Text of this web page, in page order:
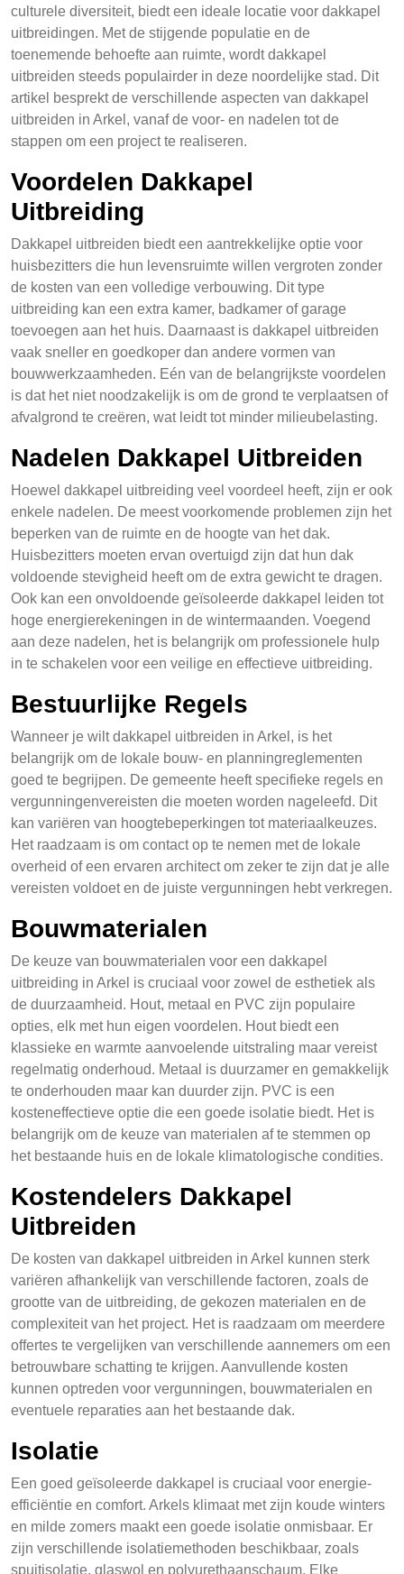
culturele diversiteit, biedt een ideale locatie voor dakkapel
uitbreidingen. Met de stijgende populatie en de
toenemende behoefte aan ruimte, wordt dakkapel
uitbreiden steeds populairder in deze noordelijke stad. Dit
artikel besprekt de verschillende aspecten van dakkapel
uitbreiden in Arkel, vanaf de voor- en nadelen tot de
stappen om een project te realiseren.
Voordelen Dakkapel
Uitbreiding
Dakkapel uitbreiden biedt een aantrekkelijke optie voor
huisbezitters die hun levensruimte willen vergroten zonder
de kosten van een volledige verbouwing. Dit type
uitbreiding kan een extra kamer, badkamer of garage
toevoegen aan het huis. Daarnaast is dakkapel uitbreiden
vaak sneller en goedkoper dan andere vormen van
bouwwerkzaamheden. Eén van de belangrijkste voordelen
is dat het niet noodzakelijk is om de grond te verplaatsen of
afvalgrond te creëren, wat leidt tot minder milieubelasting.
Nadelen Dakkapel Uitbreiden
Hoewel dakkapel uitbreiding veel voordeel heeft, zijn er ook
enkele nadelen. De meest voorkomende problemen zijn het
beperken van de ruimte en de hoogte van het dak.
Huisbezitters moeten ervan overtuigd zijn dat hun dak
voldoende stevigheid heeft om de extra gewicht te dragen.
Ook kan een onvoldoende geïsoleerde dakkapel leiden tot
hoge energierekeningen in de wintermaanden. Voegend
aan deze nadelen, het is belangrijk om professionele hulp
in te schakelen voor een veilige en effectieve uitbreiding.
Bestuurlijke Regels
Wanneer je wilt dakkapel uitbreiden in Arkel, is het
belangrijk om de lokale bouw- en planningreglementen
goed te begrijpen. De gemeente heeft specifieke regels en
vergunningenvereisten die moeten worden nageleefd. Dit
kan variëren van hoogtebeperkingen tot materiaalkeuzes.
Het raadzaam is om contact op te nemen met de lokale
overheid of een ervaren architect om zeker te zijn dat je alle
vereisten voldoet en de juiste vergunningen hebt verkregen.
Bouwmaterialen
De keuze van bouwmaterialen voor een dakkapel
uitbreiding in Arkel is cruciaal voor zowel de esthetiek als
de duurzaamheid. Hout, metaal en PVC zijn populaire
opties, elk met hun eigen voordelen. Hout biedt een
klassieke en warmte aanvoelende uitstraling maar vereist
regelmatig onderhoud. Metaal is duurzamer en gemakkelijk
te onderhouden maar kan duurder zijn. PVC is een
kosteneffectieve optie die een goede isolatie biedt. Het is
belangrijk om de keuze van materialen af te stemmen op
het bestaande huis en de lokale klimatologische condities.
Kostendelers Dakkapel
Uitbreiden
De kosten van dakkapel uitbreiden in Arkel kunnen sterk
variëren afhankelijk van verschillende factoren, zoals de
grootte van de uitbreiding, de gekozen materialen en de
complexiteit van het project. Het is raadzaam om meerdere
offertes te vergelijken van verschillende aannemers om een
betrouwbare schatting te krijgen. Aanvullende kosten
kunnen optreden voor vergunningen, bouwmaterialen en
eventuele reparaties aan het bestaande dak.
Isolatie
Een goed geïsoleerde dakkapel is cruciaal voor energie-
efficiëntie en comfort. Arkels klimaat met zijn koude winters
en milde zomers maakt een goede isolatie onmisbaar. Er
zijn verschillende isolatiemethoden beschikbaar, zoals
spuitisolatie, glaswol en polyurethaanschaum. Elke